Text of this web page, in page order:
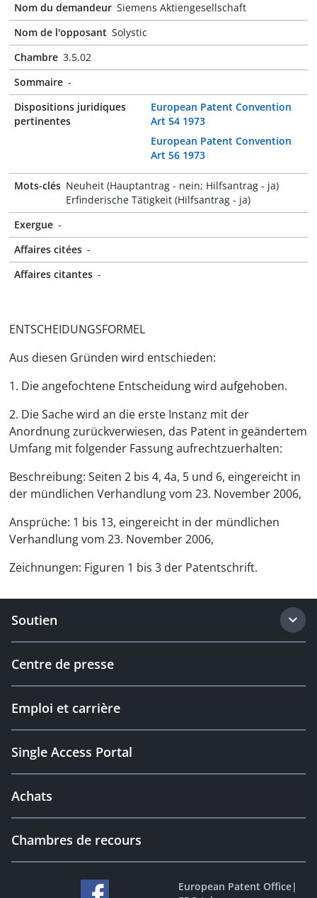
Nom du demandeur Siemens Aktiengesellschaft
Nom de l'opposant Solystic
Chambre 3.5.02
Sommaire -
Dispositions juridiques
pertinentes
European Patent Convention
Art 54 1973
European Patent Convention
Art 56 1973
Mots-clés Neuheit (Hauptantrag - nein; Hilfsantrag - ja)
Erfinderische Tätigkeit (Hilfsantrag - ja)
Exergue -
Affaires citées -
Affaires citantes -
ENTSCHEIDUNGSFORMEL
Aus diesen Gründen wird entschieden:
1. Die angefochtene Entscheidung wird aufgehoben.
2. Die Sache wird an die erste Instanz mit der
Anordnung zurückverwiesen, das Patent in geändertem
Umfang mit folgender Fassung aufrechtzuerhalten:
Beschreibung: Seiten 2 bis 4, 4a, 5 und 6, eingereicht in
der mündlichen Verhandlung vom 23. November 2006,
Ansprüche: 1 bis 13, eingereicht in der mündlichen
Verhandlung vom 23. November 2006,
Zeichnungen: Figuren 1 bis 3 der Patentschrift.
Soutien
Centre de presse
Emploi et carrière
Single Access Portal
Achats
Chambres de recours
European Patent Office|